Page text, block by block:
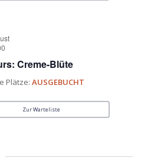
Creme-Blüte
Plätze:AUSGEBUCHT
Zur Warteliste